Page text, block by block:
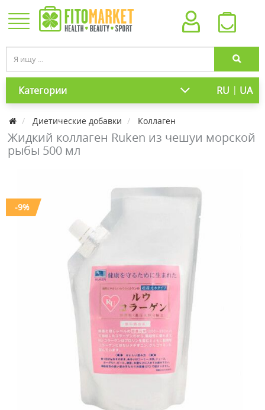
Категории RU | UA
Диетические добавки Коллаген
Жидкий коллаген Ruken из чешуи морской
рыбы 500 мл
-9%